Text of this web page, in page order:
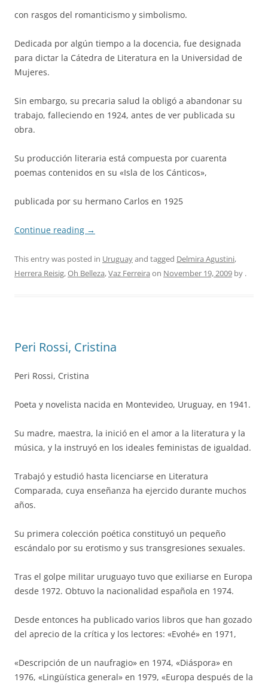
con rasgos del romanticismo y simbolismo.
Dedicada por algún tiempo a la docencia, fue designada
para dictar la Cátedra de Literatura en la Universidad de
Mujeres.
Sin embargo, su precaria salud la obligó a abandonar su
trabajo, falleciendo en 1924, antes de ver publicada su
obra.
Su producción literaria está compuesta por cuarenta
poemas contenidos en su «Isla de los Cánticos»,
publicada por su hermano Carlos en 1925
Continue reading →
This entry was posted in Uruguayand tagged Delmira Agustini,
Herrera Reisig,Oh Belleza,Vaz Ferreira on November 19, 2009 by .
Peri Rossi, Cristina
Peri Rossi, Cristina
Poeta y novelista nacida en Montevideo, Uruguay, en 1941.
Su madre, maestra, la inició en el amor a la literatura y la
música, y la instruyó en los ideales feministas de igualdad.
Trabajó y estudió hasta licenciarse en Literatura
Comparada, cuya enseñanza ha ejercido durante muchos
años.
Su primera colección poética constituyó un pequeño
escándalo por su erotismo y sus transgresiones sexuales.
Tras el golpe militar uruguayo tuvo que exiliarse en Europa
desde 1972. Obtuvo la nacionalidad española en 1974.
Desde entonces ha publicado varios libros que han gozado
del aprecio de la crítica y los lectores: «Evohé» en 1971,
«Descripción de un naufragio» en 1974, «Diáspora» en
1976, «Lingüística general» en 1979, «Europa después de la